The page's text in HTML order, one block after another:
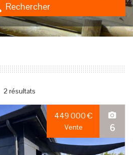
Rechercher
2 résultats
449 000€
Vente 6